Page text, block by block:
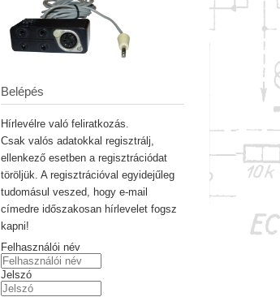
Belépés
Hírlevélre való feliratkozás.
Csak valós adatokkal regisztrálj,
ellenkező esetben a regisztrációdat
töröljük. A regisztrációval egyidejűleg
tudomásul veszed, hogy e-mail
címedre időszakosan hírlevelet fogsz
kapni!
Felhasználói név
Jelszó